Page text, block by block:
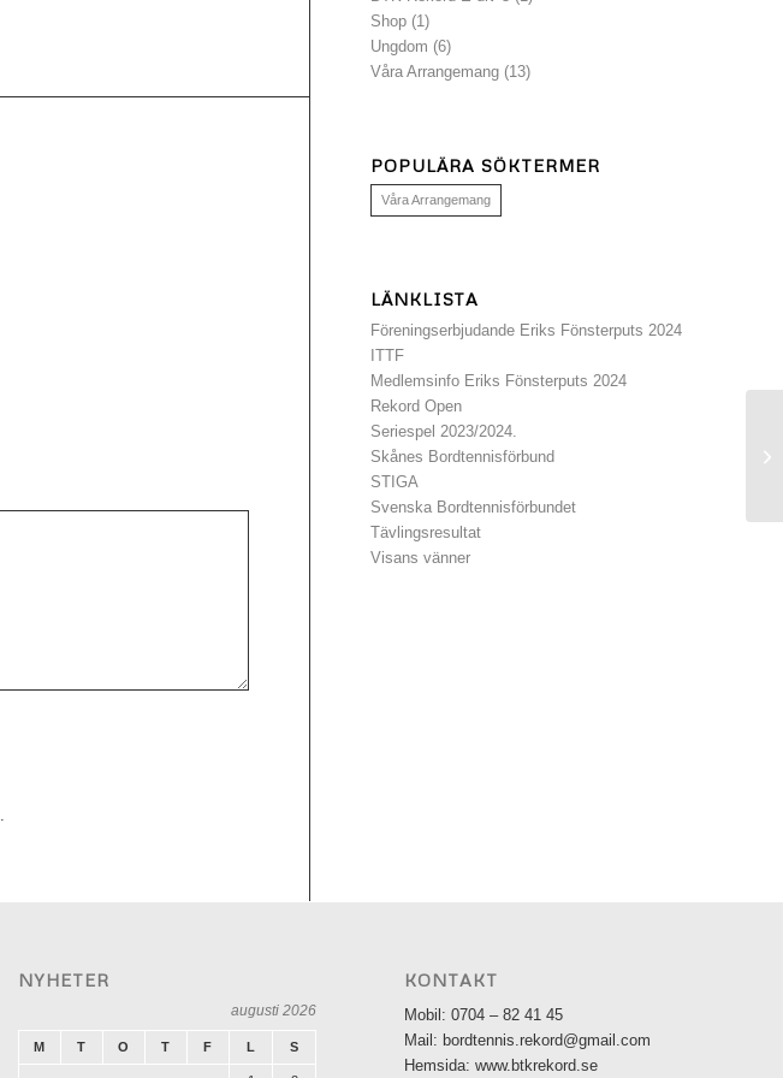
.
Shop (1)
Ungdom (6)
Våra Arrangemang (13)
POPULÄRA SÖKTERMER
Våra Arrangemang
LÄNKLISTA
Föreningserbjudande Eriks Fönsterputs 2024
ITTF
Medlemsinfo Eriks Fönsterputs 2024
Rekord Open
Seriespel 2023/2024.
Skånes Bordtennisförbund
STIGA
Svenska Bordtennisförbundet
Tävlingsresultat
Visans vänner
NYHETER
augusti 2026
M T O T F L S
KONTAKT
Mobil: 0704 – 82 41 45
Mail: bordtennis.rekord@gmail.com
Hemsida: www.btkrekord.se